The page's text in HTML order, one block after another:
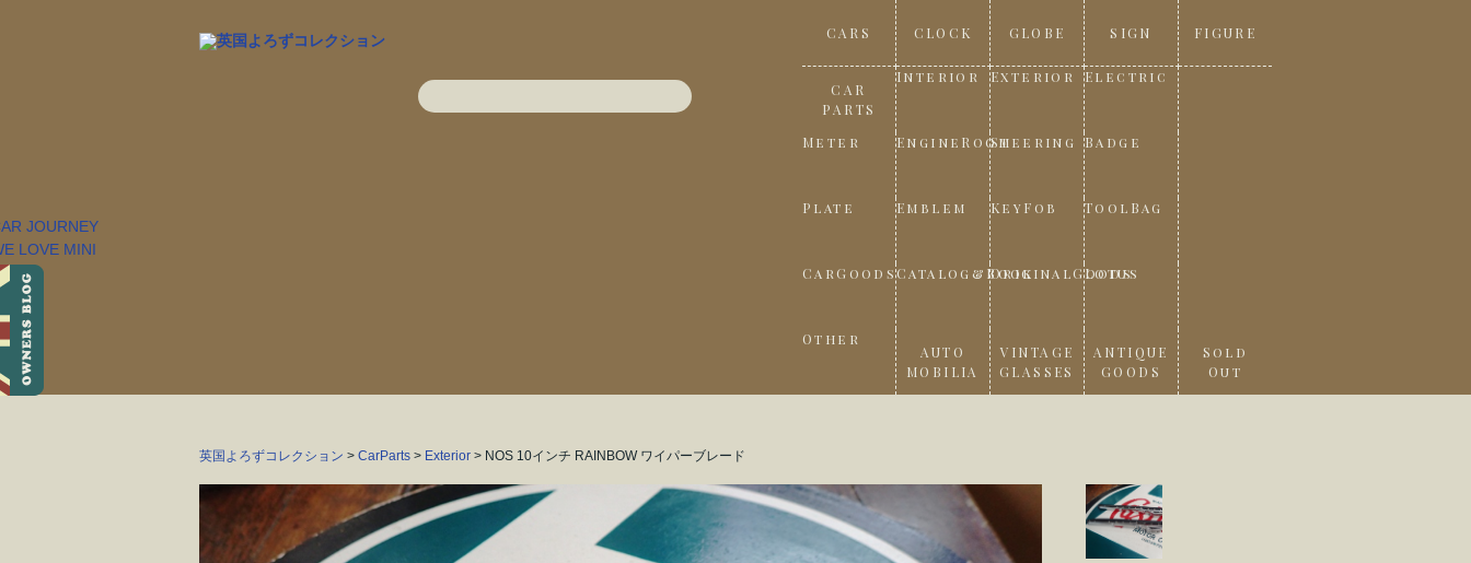
CARS CLOCK GLOBE SIGN FIGURE
CAR
PARTS
Interior Exterior Electric
Meter EngineRoomSteering Badge
Plate Emblem KeyFob ToolBag
CarGoodsCatalog&BookOriginalGoods
Lotus
Other
AUTO
MOBILIA
VINTAGE
GLASSES
ANTIQUE
GOODS
Sold
Out
英国よろずコレクション > CarParts > Exterior > NOS 10インチ RAINBOW ワイパーブレード